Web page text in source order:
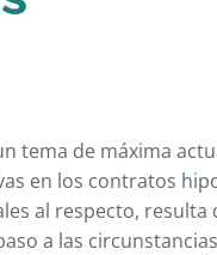
tema de máxima
en los contratos
al respecto,
a las